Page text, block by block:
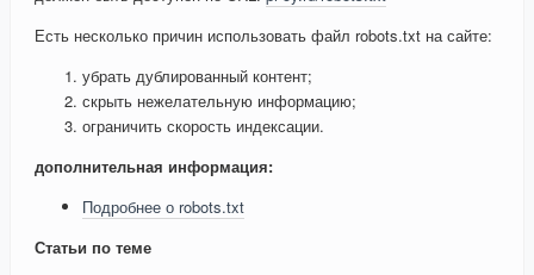
Есть несколько причин использовать файл robots.txt на сайте:
убрать дублированный контент;
скрыть нежелательную информацию;
ограничить скорость индексации.
дополнительная информация:
Подробнее о robots.txt
Статьи по теме